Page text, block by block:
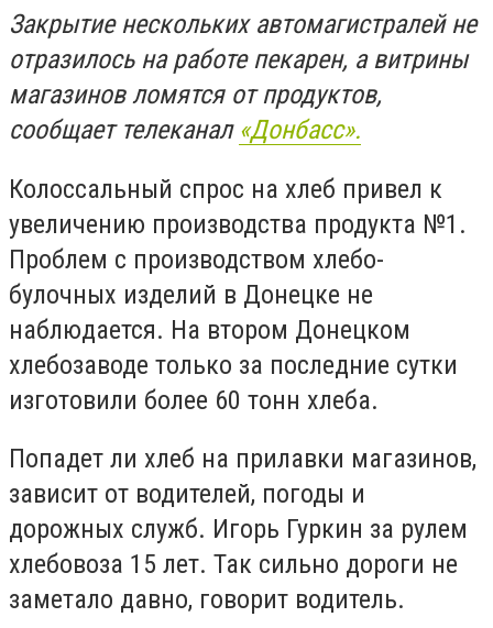
Закрытие нескольких автомагистралей не
отразилось на работе пекарен, а витрины
магазинов ломятся от продуктов,
сообщает телеканал «Донбасс».
Колоссальный спрос на хлеб привел к
увеличению производства продукта №1.
Проблем с производством хлебо-
булочных изделий в Донецке не
наблюдается. На втором Донецком
хлебозаводе только за последние сутки
изготовили более 60 тонн хлеба.
Попадет ли хлеб на прилавки магазинов,
зависит от водителей, погоды и
дорожных служб. Игорь Гуркин за рулем
хлебовоза 15 лет. Так сильно дороги не
заметало давно, говорит водитель.